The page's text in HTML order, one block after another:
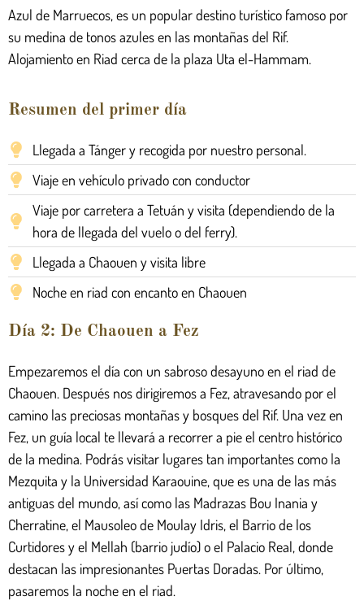
Azul de Marruecos, es un popular destino turístico famoso por
su medina de tonos azules en las montañas del Rif.
Alojamiento en Riad cerca de la plaza Uta el-Hammam.
Resumen del primer día
Llegada a Tánger y recogida por nuestro personal.
Viaje en vehículo privado con conductor
Viaje por carretera a Tetuán y visita (dependiendo de la
hora de llegada del vuelo o del ferry).
Llegada a Chaouen y visita libre
Noche en riad con encanto en Chaouen
Día 2: De Chaouen a Fez
Empezaremos el día con un sabroso desayuno en el riad de
Chaouen. Después nos dirigiremos a Fez, atravesando por el
camino las preciosas montañas y bosques del Rif. Una vez en
Fez, un guía local te llevará a recorrer a pie el centro histórico
de la medina. Podrás visitar lugares tan importantes como la
Mezquita y la Universidad Karaouine, que es una de las más
antiguas del mundo, así como las Madrazas Bou Inania y
Cherratine, el Mausoleo de Moulay Idris, el Barrio de los
Curtidores y el Mellah (barrio judío) o el Palacio Real, donde
destacan las impresionantes Puertas Doradas. Por último,
pasaremos la noche en el riad.